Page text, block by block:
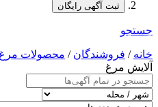
ثبت آگهی رایگان
جستجو
خانه/ فروشندگان/ محصولات مرغ
آلایش مرغ